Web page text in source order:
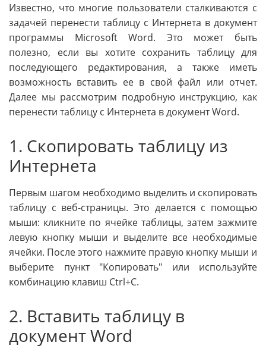
Известно, что многие пользователи сталкиваются с
задачей перенести таблицу с Интернета в документ
программы Microsoft Word. Это может быть
полезно, если вы хотите сохранить таблицу для
последующего редактирования, а также иметь
возможность вставить ее в свой файл или отчет.
Далее мы рассмотрим подробную инструкцию, как
перенести таблицу с Интернета в документ Word.
1. Скопировать таблицу из
Интернета
Первым шагом необходимо выделить и скопировать
таблицу с веб-страницы. Это делается с помощью
мыши: кликните по ячейке таблицы, затем зажмите
левую кнопку мыши и выделите все необходимые
ячейки. После этого нажмите правую кнопку мыши и
выберите пункт "Копировать" или используйте
комбинацию клавиш Ctrl+C.
2. Вставить таблицу в
документ Word